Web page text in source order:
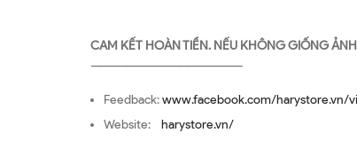
CAM KẾT HOÀN TIỀN. NẾU KHÔNG GIỐNG ẢNH
—————————————————
Feedback:www.facebook.com/harystore.vn/
Website: harystore.vn/